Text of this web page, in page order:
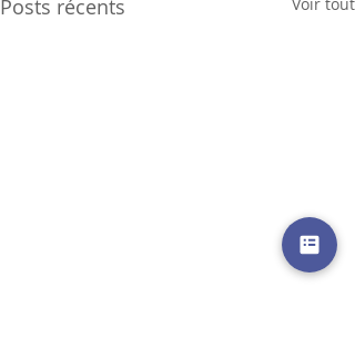
Posts récents